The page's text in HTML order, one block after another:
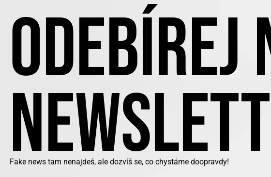
ODEBÍREJ
Fake news tam nenajdeš, ale dozvíš se, co chystáme doopravdy!